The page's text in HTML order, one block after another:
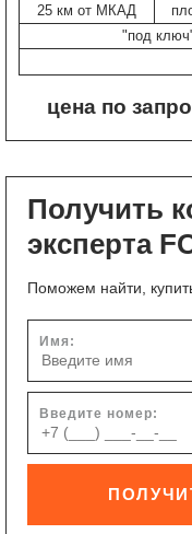
25 км от МКАД
"под
цена по
Получить
эксперта
Поможем найти,
Имя:
Введите номер: